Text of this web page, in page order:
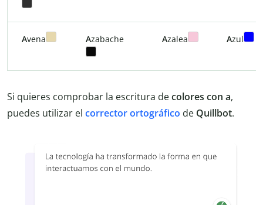
Avena Azabache Azalea Azul
Si quieres comprobar la escritura decolores con a,
puedes utilizar el corrector ortográfico de Quillbot.